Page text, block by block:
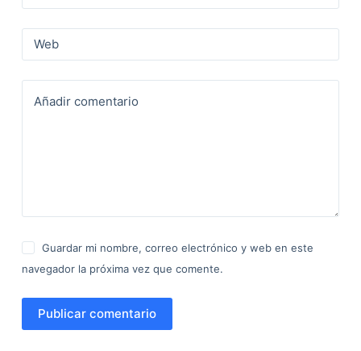
Web
Añadir comentario
Guardar mi nombre, correo electrónico y web en este
navegador la próxima vez que comente.
Publicar comentario